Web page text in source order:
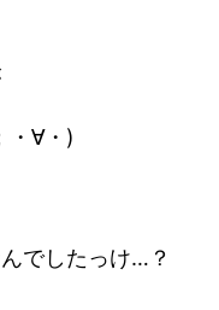
・∀・)
でしたっけ…？